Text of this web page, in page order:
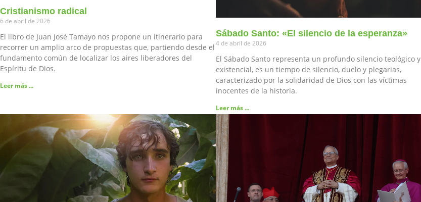
Cristianismo radical
6 de abril de 2026
El libro de Juan José Tamayo nos propone un itinerario para
recorrer un amplio arco de propuestas que, partiendo desde el
fundamento común de localizar los aires liberadores del
Espíritu de Dios.
Leer más ...
Sábado Santo: «El silencio de la esperanza»
4 de abril de 2026
El Sábado Santo representa un profundo silencio teológico y
existencial, es un tiempo de silencio, duelo y plegarias,
caracterizado por la solidaridad de Dios con las víctimas
inocentes de la historia.
Leer más ...